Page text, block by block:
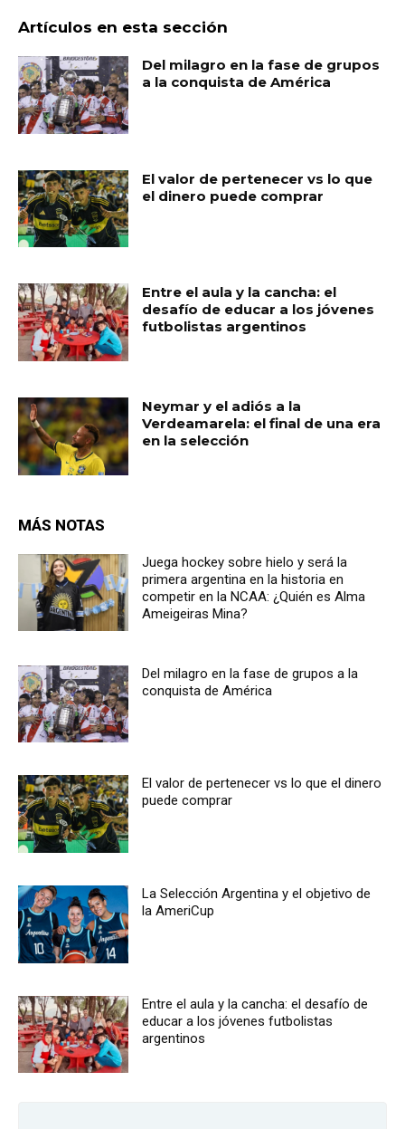
Artículos en esta sección
Del milagro en la fase de grupos
a la conquista de América
El valor de pertenecer vs lo que
el dinero puede comprar
Entre el aula y la cancha: el
desafío de educar a los jóvenes
futbolistas argentinos
Neymar y el adiós a la
Verdeamarela: el final de una era
en la selección
MÁS NOTAS
Juega hockey sobre hielo y será la
primera argentina en la historia en
competir en la NCAA: ¿Quién es Alma
Ameigeiras Mina?
Del milagro en la fase de grupos a la
conquista de América
El valor de pertenecer vs lo que el dinero
puede comprar
La Selección Argentina y el objetivo de
la AmeriCup
Entre el aula y la cancha: el desafío de
educar a los jóvenes futbolistas
argentinos